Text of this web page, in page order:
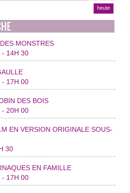
heute
MONSTRES
- 14H 30
- 17H 00
DES BOIS
- 20H 00
EN VERSION ORIGINALE SOUS-
30
EN FAMILLE
- 17H 00